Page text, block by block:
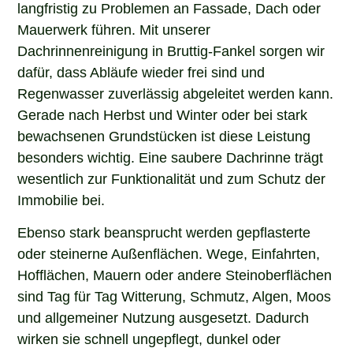
langfristig zu Problemen an Fassade, Dach oder
Mauerwerk führen. Mit unserer
Dachrinnenreinigung in Bruttig-Fankel sorgen wir
dafür, dass Abläufe wieder frei sind und
Regenwasser zuverlässig abgeleitet werden kann.
Gerade nach Herbst und Winter oder bei stark
bewachsenen Grundstücken ist diese Leistung
besonders wichtig. Eine saubere Dachrinne trägt
wesentlich zur Funktionalität und zum Schutz der
Immobilie bei.
Ebenso stark beansprucht werden gepflasterte
oder steinerne Außenflächen. Wege, Einfahrten,
Hofflächen, Mauern oder andere Steinoberflächen
sind Tag für Tag Witterung, Schmutz, Algen, Moos
und allgemeiner Nutzung ausgesetzt. Dadurch
wirken sie schnell ungepflegt, dunkel oder